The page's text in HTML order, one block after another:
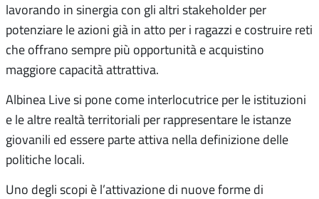
lavorando in sinergia con gli altri stakeholder per
potenziare le azioni già in atto per i ragazzi e costruire reti
che offrano sempre più opportunità e acquistino
maggiore capacità attrattiva.
Albinea Live si pone come interlocutrice per le istituzioni
e le altre realtà territoriali per rappresentare le istanze
giovanili ed essere parte attiva nella definizione delle
politiche locali.
Uno degli scopi è l’attivazione di nuove forme di